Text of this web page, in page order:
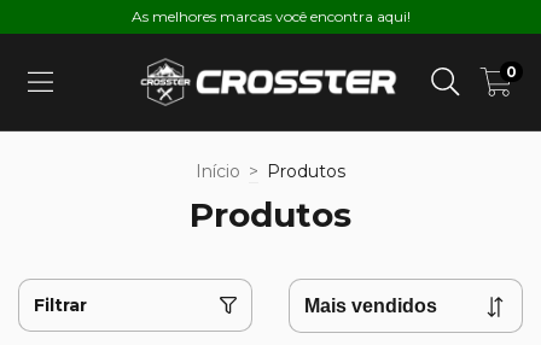
As melhores marcas você encontra aqui!
0
Início > Produtos
Produtos
Filtrar